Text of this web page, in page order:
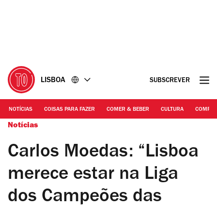
LISBOA SUBSCREVER
NOTÍCIAS COISAS PARA FAZER COMER & BEBER CULTURA
Notícias
Carlos Moedas: “Lisboa
merece estar na Liga
dos Campeões das